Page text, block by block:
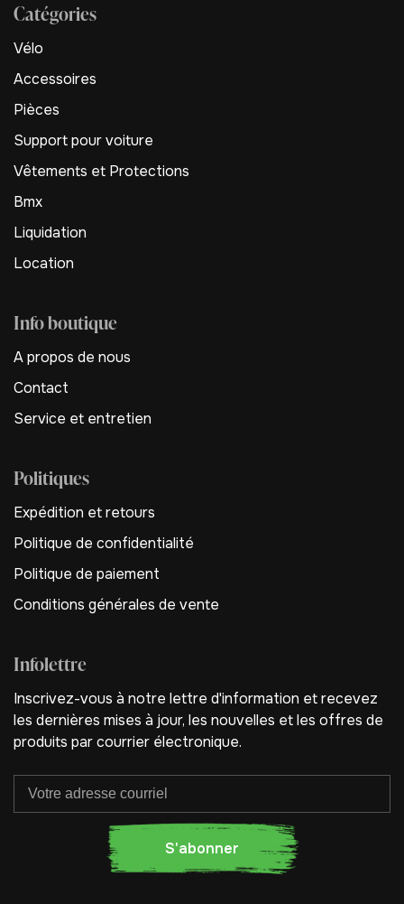
Catégories
Vélo
Accessoires
Pièces
Support pour voiture
Vêtements et Protections
Bmx
Liquidation
Location
Info boutique
A propos de nous
Contact
Service et entretien
Politiques
Expédition et retours
Politique de confidentialité
Politique de paiement
Conditions générales de vente
Infolettre
Inscrivez-vous à notre lettre d'information et recevez
les dernières mises à jour, les nouvelles et les offres de
produits par courrier électronique.
S'abonner